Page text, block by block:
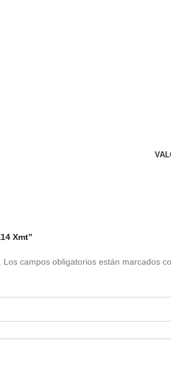
Xmt”
Los campos obligatorios están marcados